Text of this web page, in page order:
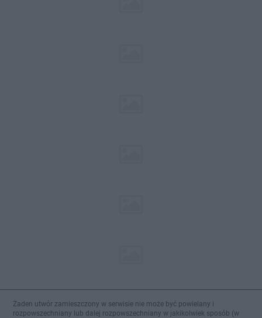
Żaden utwór zamieszczony w serwisie nie może być powielany i
rozpowszechniany lub dalej rozpowszechniany w jakikolwiek sposób (w